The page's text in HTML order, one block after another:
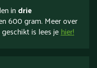
in drie
600 gram. Meer over
is lees jehier!